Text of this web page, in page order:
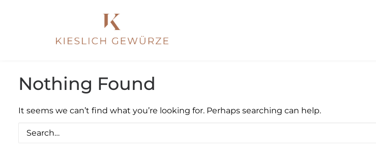
Nothing Found
It seems we can’t find what you’re looking for. Perhaps searching can help.